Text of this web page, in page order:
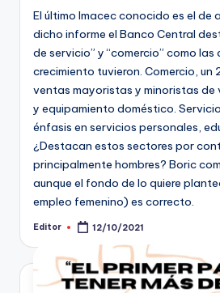
El último Imacec conocido es el de
dicho informe el Banco Central
de servicio” y “comercio” como las
crecimiento tuvieron. Comercio,
ventas mayoristas y minoristas
y equipamiento doméstico.
énfasis en servicios personales,
¿Destacan estos sectores por
principalmente hombres? Boric
aunque el fondo de lo quiere
empleo femenino) es correcto.
Publicado
Editor 12/10/2021